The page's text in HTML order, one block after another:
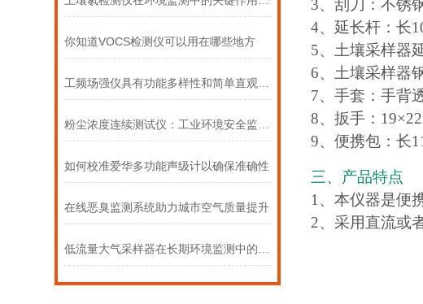
你知道VOCS检测仪可以用在哪些地方
如何校准爱华多功能声级计以确保准确性
在线恶臭监测系统助力城市空气质量提升
3、刮刀：不锈
4、延长杆：长
5、土壤采样器
6、土壤采样器
7、手套：手背
8、扳手：
9、便携包：长
三、产品特点
1、本仪器是便
2、采用直流或